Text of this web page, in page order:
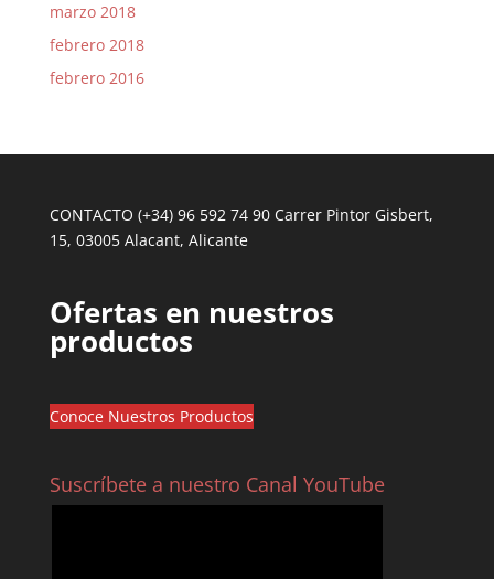
marzo 2018
febrero 2018
febrero 2016
CONTACTO (+34) 96 592 74 90 Carrer Pintor Gisbert,
15, 03005 Alacant, Alicante
Ofertas en nuestros
productos
Conoce Nuestros Productos
Suscríbete a nuestro Canal YouTube